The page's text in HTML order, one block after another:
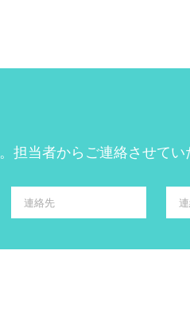
担当者からご連絡させてい